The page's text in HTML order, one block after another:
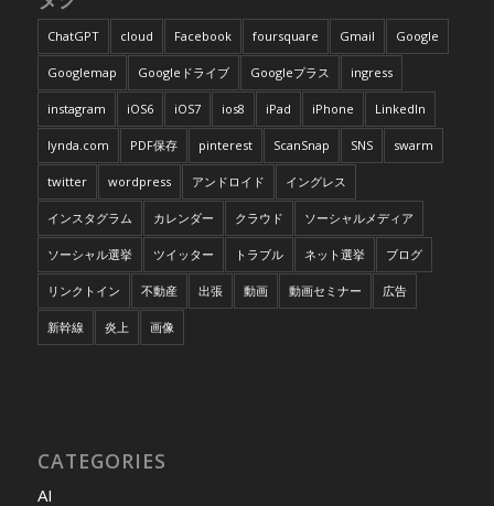
ChatGPT cloud Facebook foursquare Gmail Google
Googlemap Googleドライブ Googleプラス ingress
instagram iOS6 iOS7 ios8 iPad iPhone LinkedIn
lynda.com PDF保存 pinterest ScanSnap SNS swarm
twitter wordpress アンドロイド イングレス
インスタグラム カレンダー クラウド ソーシャルメディア
ソーシャル選挙 ツイッター トラブル ネット選挙 ブログ
リンクトイン 不動産 出張 動画 動画セミナー 広告
新幹線 炎上 画像
CATEGORIES
AI